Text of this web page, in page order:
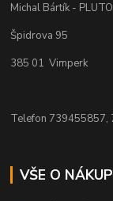
Michal Bártík - PLUTO
Špidrova 95
385 01 Vimperk
Telefon 739455857,
VŠE O